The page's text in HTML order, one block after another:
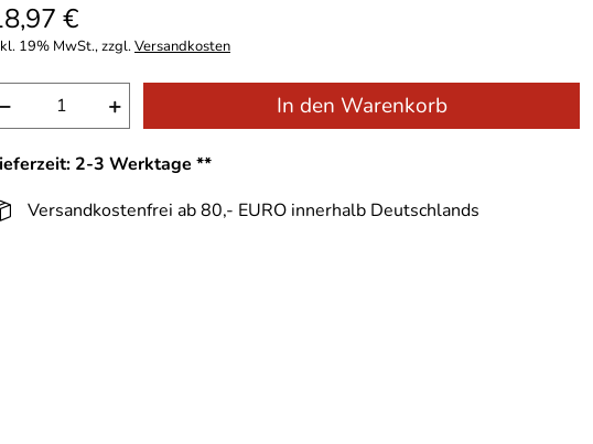
€
19% MwSt., zzgl.Versandkosten
− + In den Warenkorb
2-3 Werktage **
Versandkostenfrei ab 80,- EURO innerhalb Deutschlands